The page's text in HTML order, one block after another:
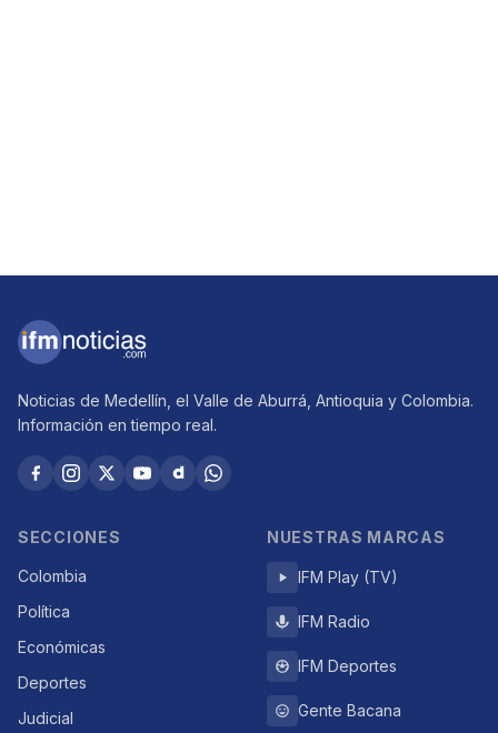
Noticias de Medellín, el Valle de Aburrá, Antioquia y Colombia.
Información en tiempo real.
SECCIONES
Colombia
Política
Económicas
Deportes
Judicial
NUESTRAS MARCAS
IFM Play (TV)
IFM Radio
IFM Deportes
Gente Bacana